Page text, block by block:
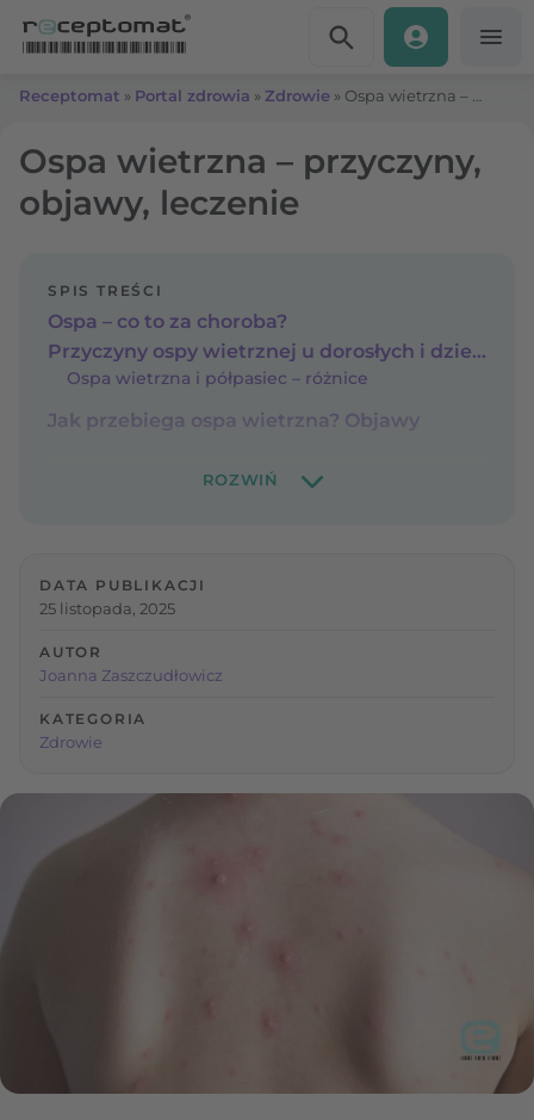
Receptomat » Portal zdrowia » Zdrowie »
Ospa wietrzna – przyczyny,
objawy, leczenie
SPIS TREŚCI
Ospa – co to za choroba?
Przyczyny ospy wietrznej u dorosłych i dzieci
Ospa wietrzna i półpasiec – różnice
Jak przebiega ospa wietrzna? Objawy
DATA PUBLIKACJI
25 listopada, 2025
AUTOR
Joanna Zaszczudłowicz
KATEGORIA
Zdrowie